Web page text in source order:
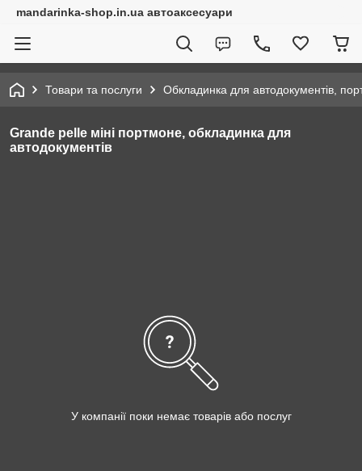
mandarinka-shop.in.ua автоаксесуари
Товари та послуги Обкладинка для автодокументів,
Grande pelle міні портмоне, обкладинка для
автодокументів
У компанії поки немає товарів або послуг